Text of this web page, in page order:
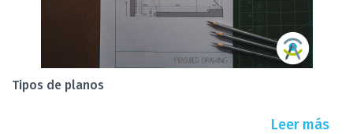
Tipos de planos
Leer más